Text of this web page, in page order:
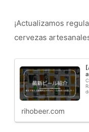
¡Actualizamos
cervezas
rihobeer.com